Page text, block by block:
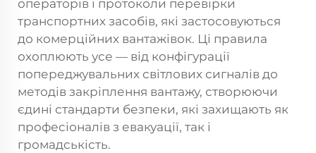
операторів і протоколи перевірки
транспортних засобів, які застосовуються
до комерційних вантажівок. Ці правила
охоплюють усе — від конфігурації
попереджувальних світлових сигналів до
методів закріплення вантажу, створюючи
єдині стандарти безпеки, які захищають як
професіоналів з евакуації, так і
громадськість.